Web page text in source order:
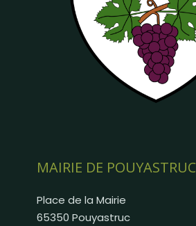
MAIRIE DE POUYASTRUC
Place de la Mairie
65350 Pouyastruc